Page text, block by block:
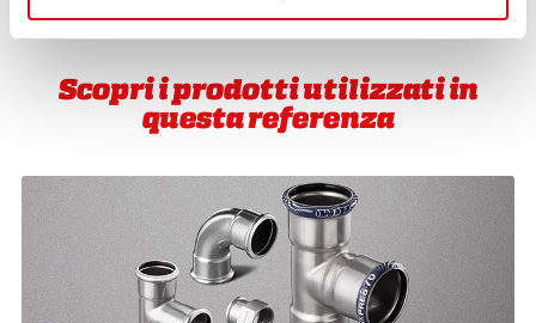
Our stories
Scopri i prodotti utilizzati in
questa referenza